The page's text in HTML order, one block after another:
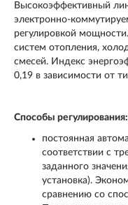
Высокоэффективный
электронно-
регулировкой
систем отопления,
смесей. Индекс
0,19 в зависимости от
Способы регулирования:
постоянная
соответствии с
заданного
установка).
сравнению со